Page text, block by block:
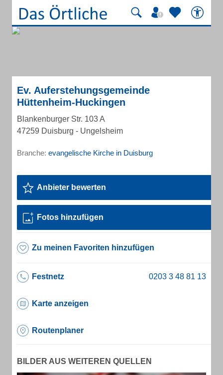
Ev. Auferstehungsgemeinde
Hüttenheim-Huckingen
Blankenburger Str. 103 A
47259 Duisburg - Ungelsheim
Branche: evangelische Kirche in Duisburg
Anbieter bewerten
Fotos hinzufügen
Zu meinen Favoriten hinzufügen
Festnetz
Karte anzeigen
Routenplaner
BILDER AUS WEITEREN QUELLEN